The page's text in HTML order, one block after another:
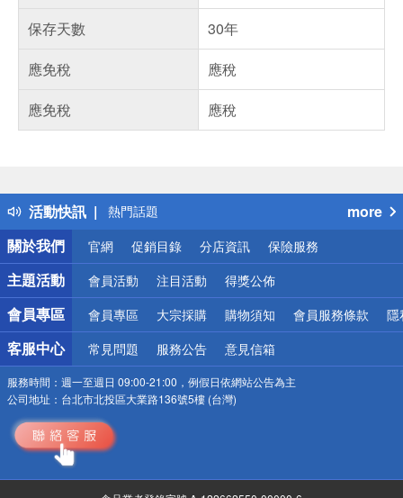
保存天數
30年
應免稅
應稅
應免稅
應稅
活動快訊
得獎公告
熱門話題
銀行優惠
偏遠地區配送
詐騙網頁！請小心！
more
關於我們
官網 促銷目錄 分店資訊 保險服務
主題活動 會員活動 注目活動 得獎公佈
會員專區 會員專區 大宗採購 購物須知 會員服務條款 隱
客服中心 常見問題 服務公告 意見信箱
服務時間： 週一至週日 09:00-21:00，例假日依網站公告為主
公司地址： 台北市北投區大業路136號5樓 (台灣)